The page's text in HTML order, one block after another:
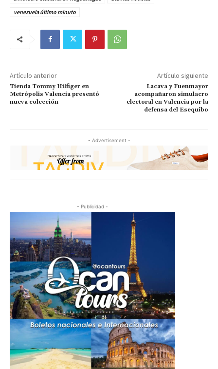
venezuela último minuto
Artículo anterior
Tienda Tommy Hilfiger en
Metrópolis Valencia presentó
nueva colección
Artículo siguiente
Lacava y Fuenmayor
acompañaron simulacro
electoral en Valencia por la
defensa del Esequibo
- Advertisement -
- Publicidad -